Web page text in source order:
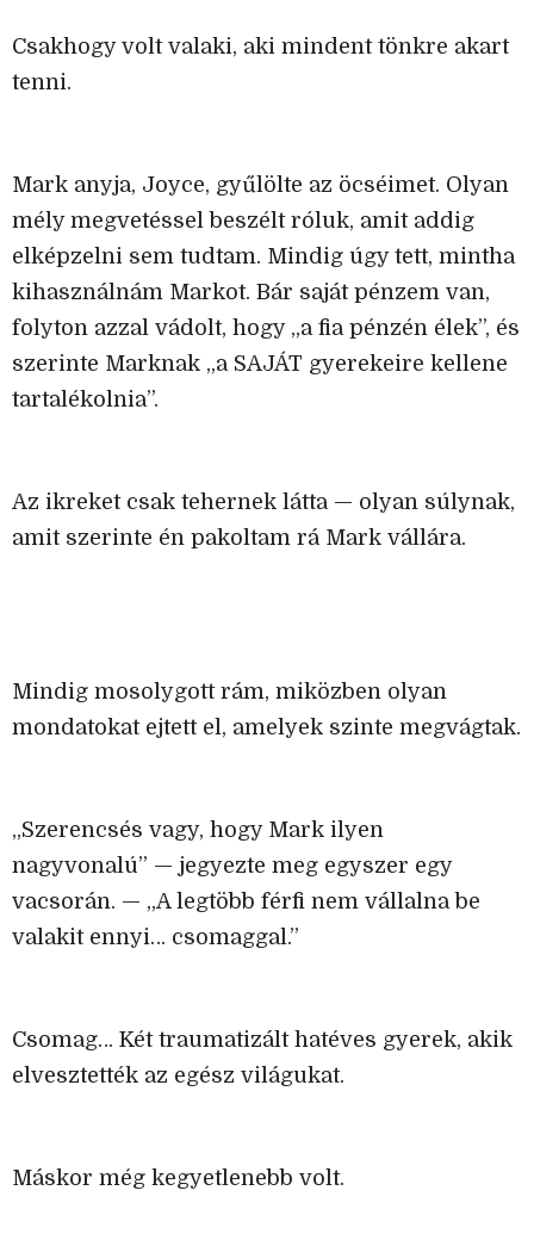
Csakhogy volt valaki, aki mindent tönkre akart
tenni.
Mark anyja, Joyce, gyűlölte az öcséimet. Olyan
mély megvetéssel beszélt róluk, amit addig
elképzelni sem tudtam. Mindig úgy tett, mintha
kihasználnám Markot. Bár saját pénzem van,
folyton azzal vádolt, hogy „a fia pénzén élek”, és
szerinte Marknak „a SAJÁT gyerekeire kellene
tartalékolnia”.
Az ikreket csak tehernek látta — olyan súlynak,
amit szerinte én pakoltam rá Mark vállára.
Mindig mosolygott rám, miközben olyan
mondatokat ejtett el, amelyek szinte megvágtak.
„Szerencsés vagy, hogy Mark ilyen
nagyvonalú” — jegyezte meg egyszer egy
vacsorán. — „A legtöbb férfi nem vállalna be
valakit ennyi… csomaggal.”
Csomag… Két traumatizált hatéves gyerek, akik
elvesztették az egész világukat.
Máskor még kegyetlenebb volt.